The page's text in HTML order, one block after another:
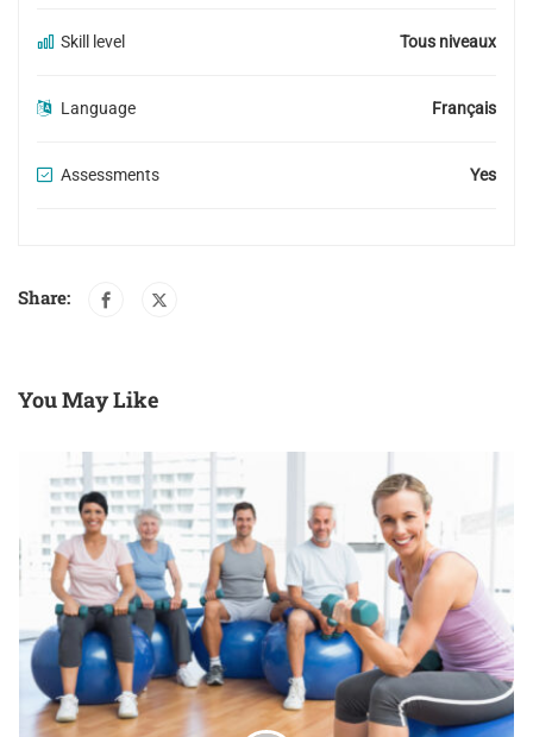
Skill level Tous niveaux
Language Français
Assessments Yes
Share:
You May Like